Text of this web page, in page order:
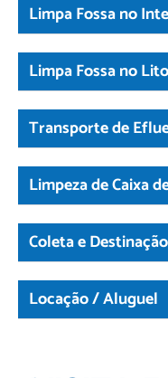
Limpa Fossa no
Limpa Fossa no
Transporte de
Limpeza de Caixa
Coleta e
Locação / Aluguel